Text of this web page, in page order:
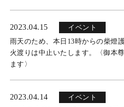
2023.04.15
イベント
雨天のため、本日13時からの柴燈
火渡りは中止いたします。〈御本
ます〉
2023.04.14
イベント